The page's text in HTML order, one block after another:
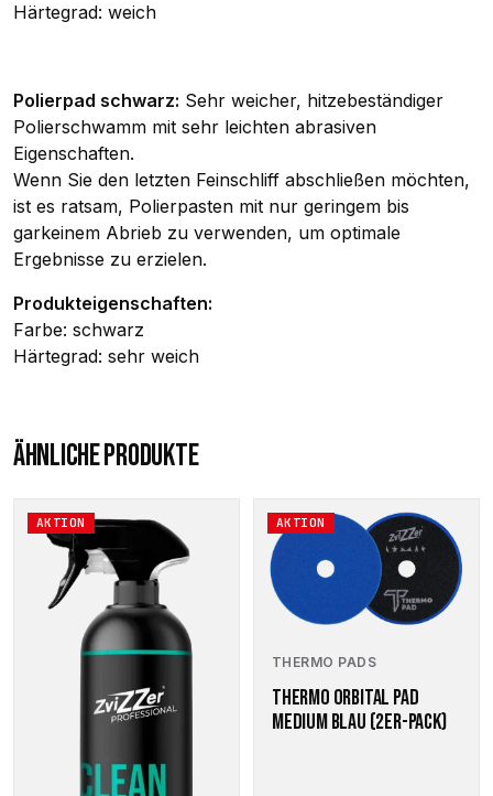
Härtegrad: weich
Polierpad schwarz: Sehr weicher, hitzebeständiger
Polierschwamm mit sehr leichten abrasiven
Eigenschaften.
Wenn Sie den letzten Feinschliff abschließen möchten,
ist es ratsam, Polierpasten mit nur geringem bis
garkeinem Abrieb zu verwenden, um optimale
Ergebnisse zu erzielen.
Produkteigenschaften:
Farbe: schwarz
Härtegrad: sehr weich
ÄHNLICHE PRODUKTE
AKTION AKTION
THERMO PADS
THERMO ORBITAL PAD
MEDIUM BLAU (2ER-PACK)
Dieses
Produkt
weist
mehrere
Varianten
Optionen
können
auf